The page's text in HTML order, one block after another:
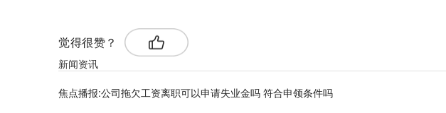
觉得很赞？
新闻资讯
焦点播报:公司拖欠工资离职可以申请失业金吗 符合申领条件吗